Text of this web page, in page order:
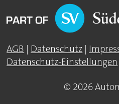
AGB | Datenschutz |
Datenschutz-Einstellungen
© 2026